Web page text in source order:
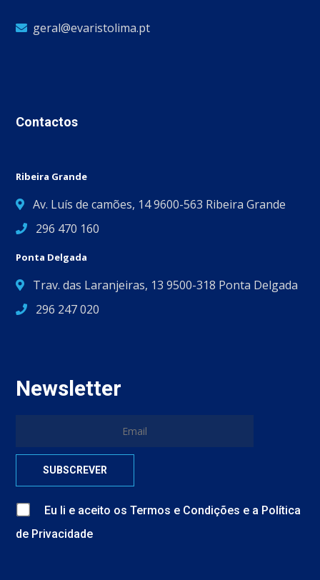
geral@evaristolima.pt
Contactos
Ribeira Grande
Av. Luís de camões, 14 9600-563 Ribeira Grande
296 470 160
Ponta Delgada
Trav. das Laranjeiras, 13 9500-318 Ponta Delgada
296 247 020
Newsletter
Eu li e aceito osTermos e Condições e a Política
de Privacidade